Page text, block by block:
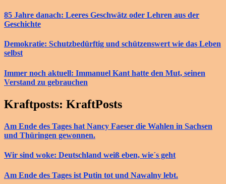
85 Jahre danach: Leeres Geschwätz oder Lehren aus der
Geschichte
Demokratie: Schutzbedürftig und schützenswert wie das Leben
selbst
Immer noch aktuell: Immanuel Kant hatte den Mut, seinen
Verstand zu gebrauchen
Kraftposts: KraftPosts
Am Ende des Tages hat Nancy Faeser die Wahlen in Sachsen
und Thüringen gewonnen.
Wir sind woke: Deutschland weiß eben, wie´s geht
Am Ende des Tages ist Putin tot und Nawalny lebt.